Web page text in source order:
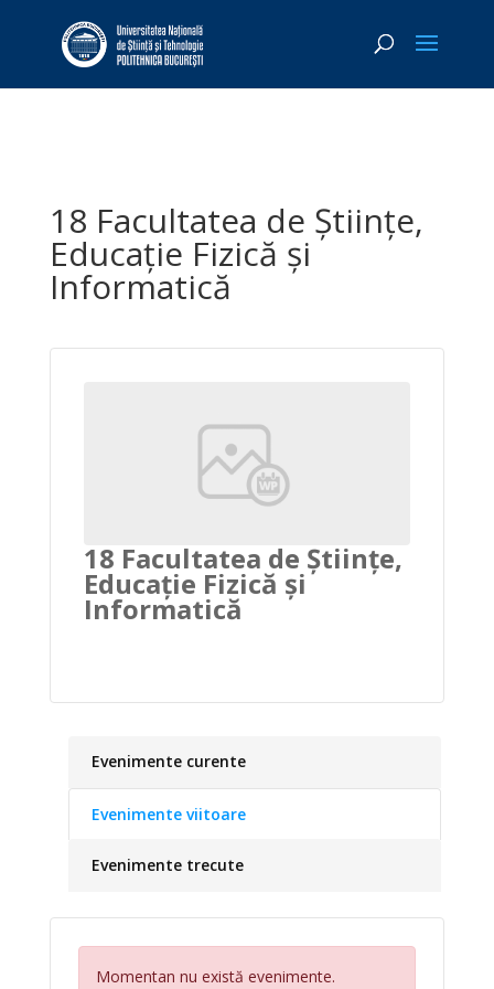
18 Facultatea de Științe,
Educație Fizică și
Informatică
18 Facultatea de Științe,
Educație Fizică și
Informatică
Evenimente curente
Evenimente viitoare
Evenimente trecute
Momentan nu există evenimente.